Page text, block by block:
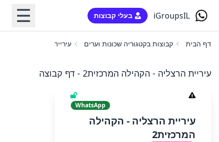
iGroupsIL בעלי קבוצות ☰
דף הבית קבוצות בקטגוריה שכונות וערים עיריית הרצליה - הקהילה
עיריית הרצליה - הקהילה המרכזית2 - דף קבוצה
WhatsApp
עיריית הרצליה - הקהילה
המרכזית2